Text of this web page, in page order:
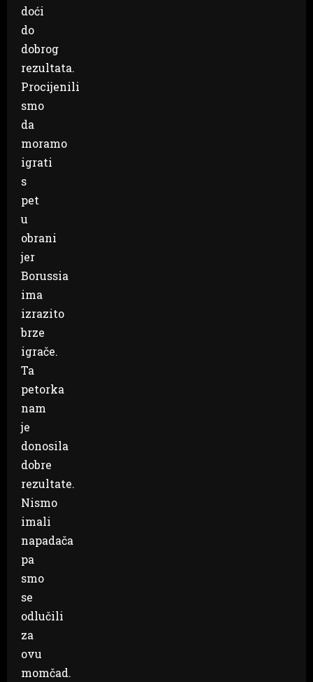
doći
do
dobrog
rezultata.
Procijenili
smo
da
moramo
igrati
s
pet
u
obrani
jer
Borussia
ima
izrazito
brze
igrače.
Ta
petorka
nam
je
donosila
dobre
rezultate.
Nismo
imali
napadača
pa
smo
se
odlučili
za
ovu
momčad.